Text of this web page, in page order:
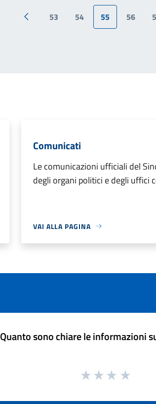
Pagina precedente
53 54 55 56
Comunicati
Le comunicazioni ufficiali del
degli organi politici e degli uffici
VAI ALLA PAGINA
Quanto sono chiare le informazioni